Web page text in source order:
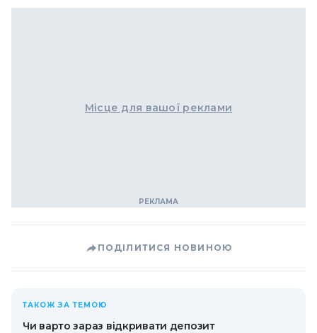
Місце для вашої реклами
ПОДІЛИТИСЯ НОВИНОЮ
ТАКОЖ ЗА ТЕМОЮ
Чи варто зараз відкривати депозит